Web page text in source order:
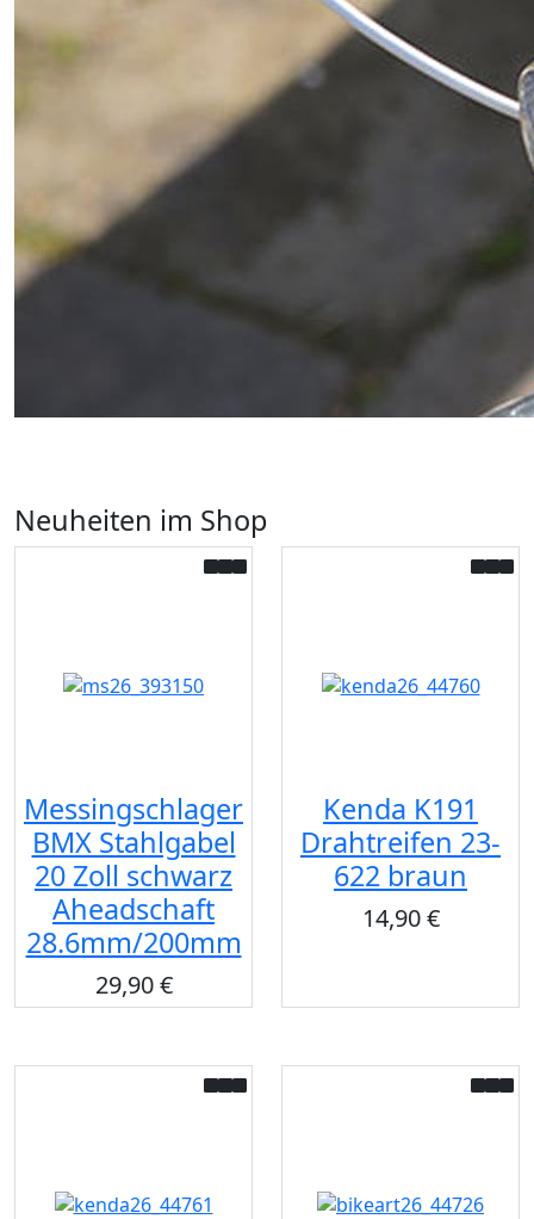
Neuheiten im Shop
Messingschlager
BMX Stahlgabel
20 Zoll schwarz
Aheadschaft
28.6mm/200mm
29,90 €
Kenda K191
Drahtreifen 23-
622 braun
14,90 €